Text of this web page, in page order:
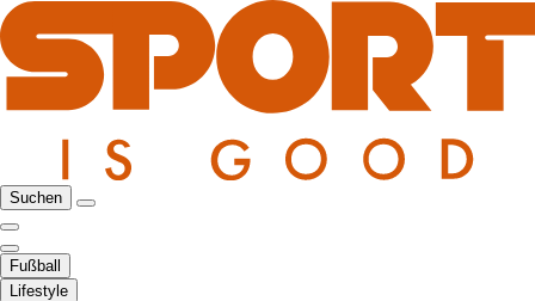
Suchen
Fußball
Lifestyle